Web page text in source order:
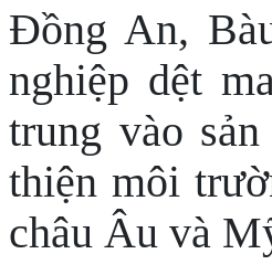
Đồng An,
nghiệp dệt
trung vào
thiện môi
châu Âu và